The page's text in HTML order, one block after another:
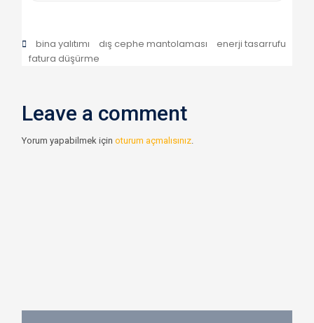
bina yalıtımı dış cephe mantolaması
enerji tasarrufu
fatura düşürme
Leave a comment
Yorum yapabilmek için oturum açmalısınız.